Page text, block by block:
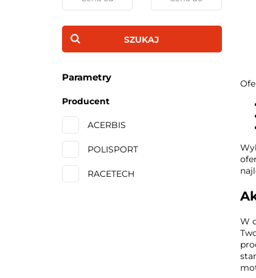
SZUKAJ
Parametry
Producent
ACERBIS
POLISPORT
RACETECH
W